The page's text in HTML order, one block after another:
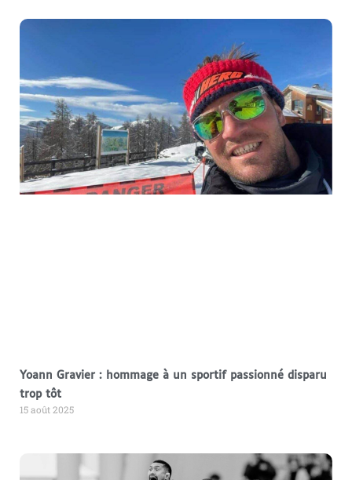
Yoann Gravier : hommage à un sportif passionné disparu
trop tôt
15 août 2025